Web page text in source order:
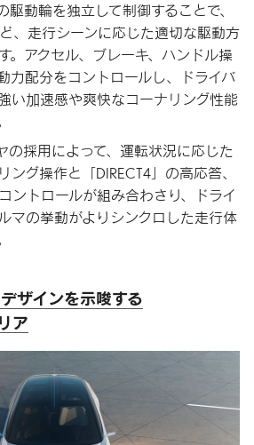
駆動輪を独立して制御することで、
ど、走行シーンに応じた適切な駆動方
。アクセル、ブレーキ、ハンドル操
力配分をコントロールし、ドライバ
い加速感や爽快なコーナリング性能
の採用によって、運転状況に応じた
ング操作と「DIRECT4」の高応答、
ントロールが組み合わさり、ドライ
マの挙動がよりシンクロした走行体
デザインを示唆する
ア